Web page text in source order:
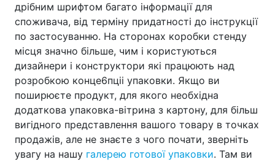
дрібним шрифтом багато інформації для
споживача, від терміну придатності до інструкції
по застосуванню. На сторонах коробки стенду
місця значно більше, чим і користуються
дизайнери і конструктори які працюють над
розробкою конце6пціі упаковки. Якщо ви
поширюєте продукт, для якого необхідна
додаткова упаковка-вітрина з картону, для більш
вигідного представлення вашого товару в точках
продажів, але не знаєте з чого почати, зверніть
увагу на нашу галерею готової упаковки. Там ви